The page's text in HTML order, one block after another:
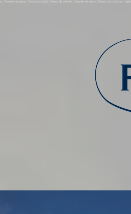
Passeio de pesca, Pesca de tarpão, Pesca de salmão, Semana de pesca, Pesca com mosca,